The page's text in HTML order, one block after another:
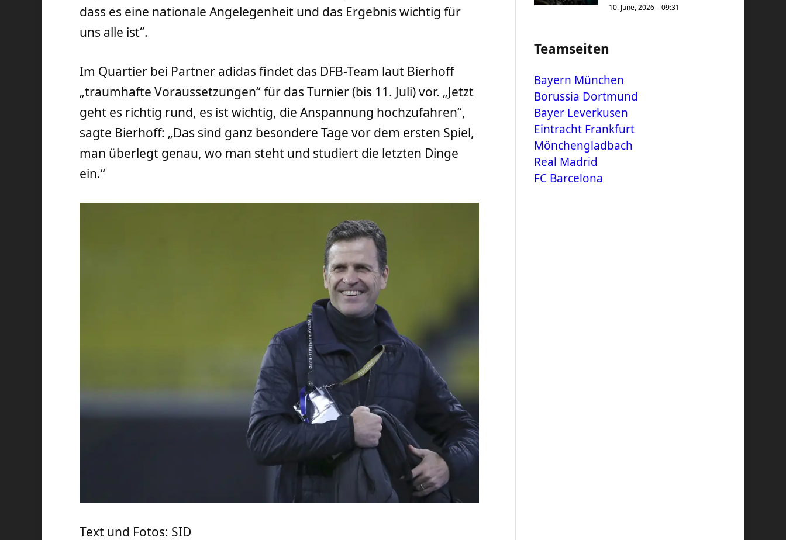
dass es eine nationale Angelegenheit und das Ergebnis wichtig für
uns alle ist“.
Im Quartier bei Partner adidas findet das DFB-Team laut Bierhoff
„traumhafte Voraussetzungen“ für das Turnier (bis 11. Juli) vor. „Jetzt
geht es richtig rund, es ist wichtig, die Anspannung hochzufahren“,
sagte Bierhoff: „Das sind ganz besondere Tage vor dem ersten Spiel,
man überlegt genau, wo man steht und studiert die letzten Dinge
ein.“
Text und Fotos: SID
10. June, 2026 – 09:31
Teamseiten
Bayern München
Borussia Dortmund
Bayer Leverkusen
Eintracht Frankfurt
Mönchengladbach
Real Madrid
FC Barcelona